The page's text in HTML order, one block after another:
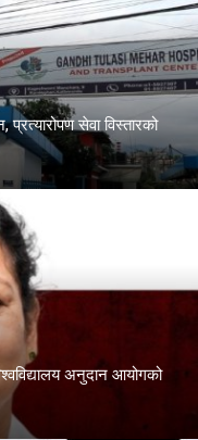
सेवा विस्तारको
अनुदान आयोगको